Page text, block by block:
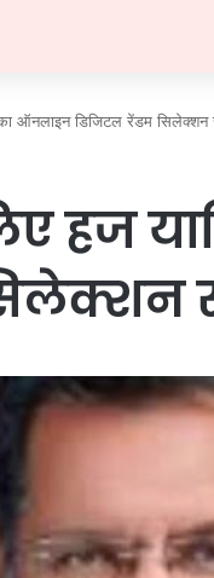
ऑनलाइन डिजिटल रेंडम सिलेक्शन
हज